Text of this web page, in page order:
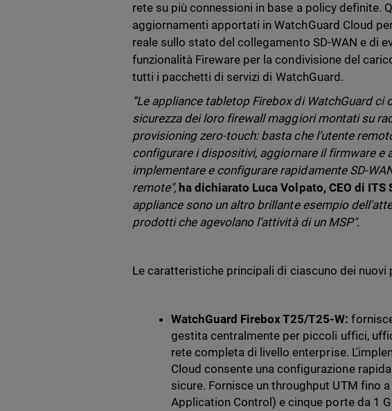
rete su più connessioni in base a policy definite.
aggiornamenti apportati in WatchGuard Cloud
reale sullo stato del collegamento SD-WAN e di
funzionalità Fireware per la condivisione del
tutti i pacchetti di servizi di WatchGuard.
“Le appliance tabletop Firebox di WatchGuard
sicurezza dei loro firewall maggiori montati su
provisioning zero-touch: basta che l’utente
configurare i dispositivi, aggiornare il firmware
implementare e configurare rapidamente SD-
remote", ha dichiarato Luca Volpato, CEO di ITS
appliance sono un altro brillante esempio
prodotti che agevolano l’attività di un MSP".
Le caratteristiche principali di ciascuno dei
WatchGuard Firebox T25/T25-W:
gestita centralmente per piccoli uffici,
rete completa di livello enterprise.
Cloud consente una configurazione
sicure. Fornisce un throughput UTM fino
Application Control) e cinque porte da 1